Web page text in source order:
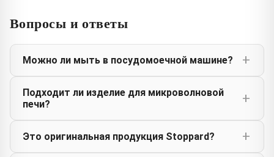
Вопросы и ответы
Можно ли мыть в посудомоечной машине?
Подходит ли изделие для микроволновой
печи?
Это оригинальная продукция Stoppard?